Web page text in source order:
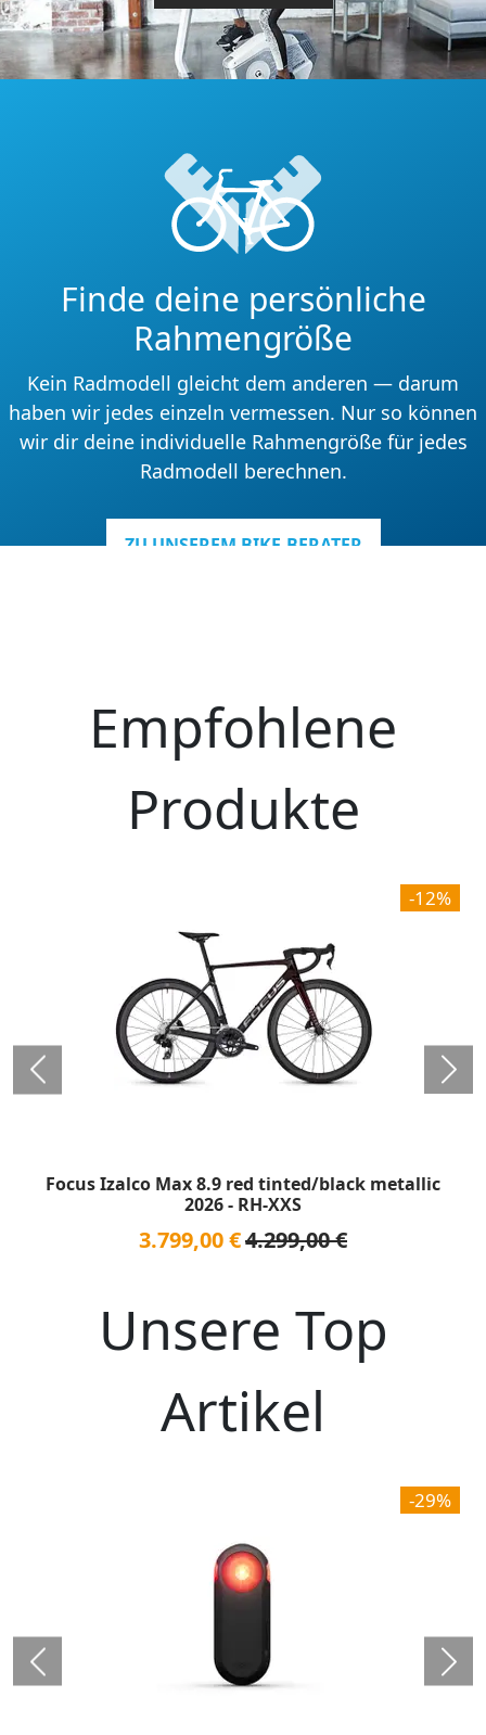
Finde deine persönliche
Rahmengröße
Kein Radmodell gleicht dem anderen — darum
haben wir jedes einzeln vermessen. Nur so können
wir dir deine individuelle Rahmengröße für jedes
Radmodell berechnen.
ZU UNSEREM BIKE-BERATER
Empfohlene
Produkte
Focus Izalco Max 8.9 red tinted/black metallic
2026 - RH-XXS
3.799,00 €4.299,00 €
-12%
Unsere Top
Artikel
-29%